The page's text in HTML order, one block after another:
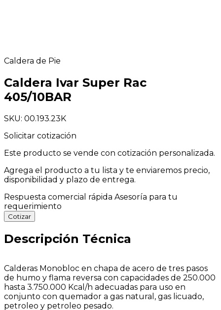
Caldera de Pie
Caldera Ivar Super Rac
405/10BAR
SKU: 00.193.23K
Solicitar cotización
Este producto se vende con cotización personalizada.
Agrega el producto a tu lista y te enviaremos precio,
disponibilidad y plazo de entrega.
Respuesta comercial rápida Asesoría para tu
requerimiento
Cotizar
Descripción Técnica
Calderas Monobloc en chapa de acero de tres pasos
de humo y flama reversa con capacidades de 250.000
hasta 3.750.000 Kcal/h adecuadas para uso en
conjunto con quemador a gas natural, gas licuado,
petroleo y petroleo pesado.